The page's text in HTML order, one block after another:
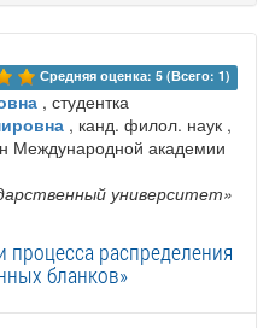
Средняя оценка: 5 (Всего: 1)
, студентка
, канд. филол. наук ,
Международной академии
университет»
процесса распределения
бланков»